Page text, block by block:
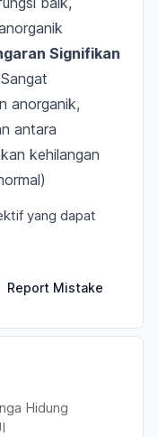
Signifikan
Sangat
anorganik,
antara
kehilangan
yang dapat
Report Mistake
Hidung